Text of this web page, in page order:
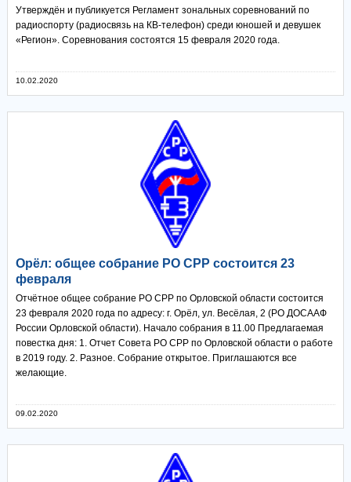
Утверждён и публикуется Регламент зональных соревнований по
радиоспорту (радиосвязь на КВ-телефон) среди юношей и девушек
«Регион». Соревнования состоятся 15 февраля 2020 года.
10.02.2020
Орёл: общее собрание РО СРР состоится 23
февраля
Отчётное общее собрание РО СРР по Орловской области состоится
23 февраля 2020 года по адресу: г. Орёл, ул. Весёлая, 2 (РО ДОСААФ
России Орловской области). Начало собрания в 11.00 Предлагаемая
повестка дня: 1. Отчет Совета РО СРР по Орловской области о работе
в 2019 году. 2. Разное. Собрание открытое. Приглашаются все
желающие.
09.02.2020